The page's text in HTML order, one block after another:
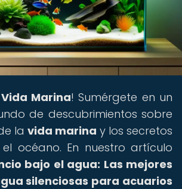
Vida Marina! Sumérgete en un
de descubrimientos sobre
la vida marina y los secretos
océano. En nuestro artículo
bajo el agua: Las mejores
silenciosas para acuarios